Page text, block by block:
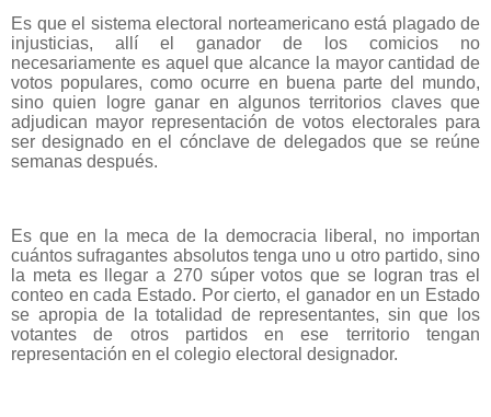
Es que el sistema electoral norteamericano está plagado de
injusticias, allí el ganador de los comicios no
necesariamente es aquel que alcance la mayor cantidad de
votos populares, como ocurre en buena parte del mundo,
sino quien logre ganar en algunos territorios claves que
adjudican mayor representación de votos electorales para
ser designado en el cónclave de delegados que se reúne
semanas después.
Es que en la meca de la democracia liberal, no importan
cuántos sufragantes absolutos tenga uno u otro partido, sino
la meta es llegar a 270 súper votos que se logran tras el
conteo en cada Estado. Por cierto, el ganador en un Estado
se apropia de la totalidad de representantes, sin que los
votantes de otros partidos en ese territorio tengan
representación en el colegio electoral designador.